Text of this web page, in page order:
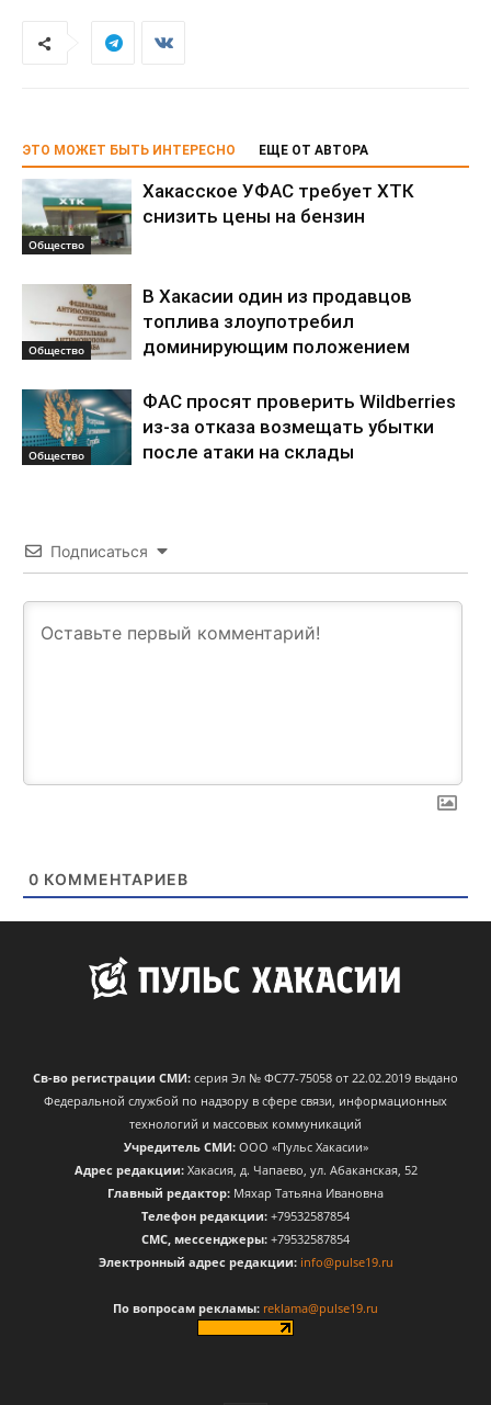
ЭТО МОЖЕТ БЫТЬ ИНТЕРЕСНО ЕЩЕ ОТ АВТОРА
Общество
Хакасское УФАС требует ХТК
снизить цены на бензин
Общество
В Хакасии один из продавцов
топлива злоупотребил
доминирующим положением
Общество
ФАС просят проверить Wildberries
из‑за отказа возмещать убытки
после атаки на склады
Подписаться
0 КОММЕНТАРИЕВ
Св-во регистрации СМИ: серия Эл № ФС77-75058 от 22.02.2019 выдано
Федеральной службой по надзору в сфере связи, информационных
технологий и массовых коммуникаций
Учредитель СМИ:ООО «Пульс Хакасии»
Адрес редакции:Хакасия, д. Чапаево, ул. Абаканская, 52
Главный редактор: Мяхар Татьяна Ивановна
Телефон редакции: +79532587854
CМС, мессенджеры: +79532587854
Электронный адрес редакции: info@pulse19.ru
По вопросам рекламы: reklama@pulse19.ru